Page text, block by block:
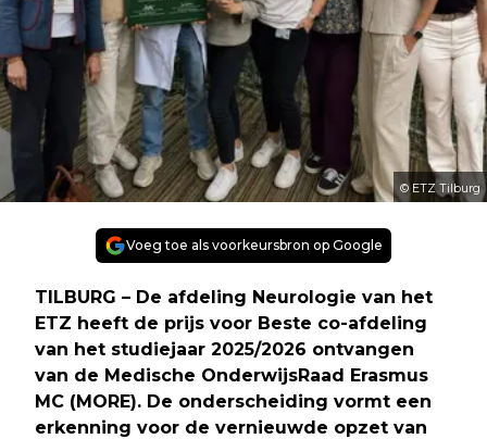
© ETZ Tilburg
Voeg toe als voorkeursbron op Google
TILBURG – De afdeling Neurologie van het
ETZ heeft de prijs voor Beste co-afdeling
van het studiejaar 2025/2026 ontvangen
van de Medische OnderwijsRaad Erasmus
MC (MORE). De onderscheiding vormt een
erkenning voor de vernieuwde opzet van